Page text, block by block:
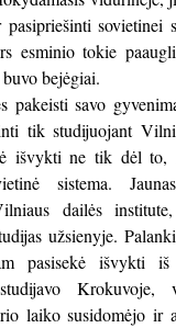
sovietinei
esminio tokie
bejėgiai.
pakeisti savo
tik studijuojant
išvykti ne tik dėl to,
sistema.
dailės
užsienyje.
pasisekė išvykti
Krokuvoje,
laiko susidomėjo ir